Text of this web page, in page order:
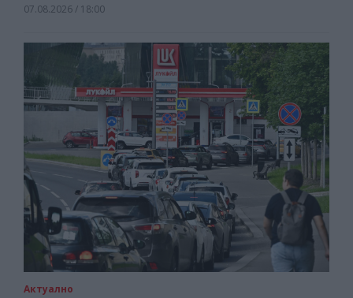
07.08.2026 / 18:00
Актуално